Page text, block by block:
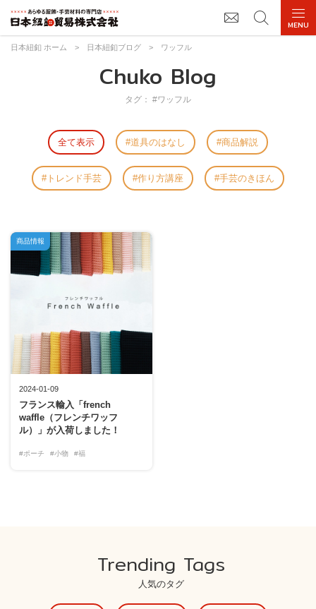
日本紐釦 ホーム > 日本紐釦ブログ > ワッフル
Chuko Blog
タグ： #ワッフル
全て表示 道具のはなし 商品解説
トレンド手芸 作り方講座 手芸のきほん
2024-01-09
フランス輸入「french
waffle（フレンチワッフ
ル）」が入荷しました！
#ポーチ #小物 #福
商品情報
Trending Tags
人気のタグ